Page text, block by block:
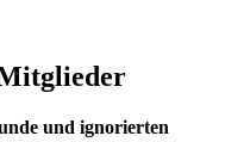
und ignorierten